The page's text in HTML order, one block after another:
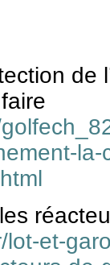
de
lot-et-